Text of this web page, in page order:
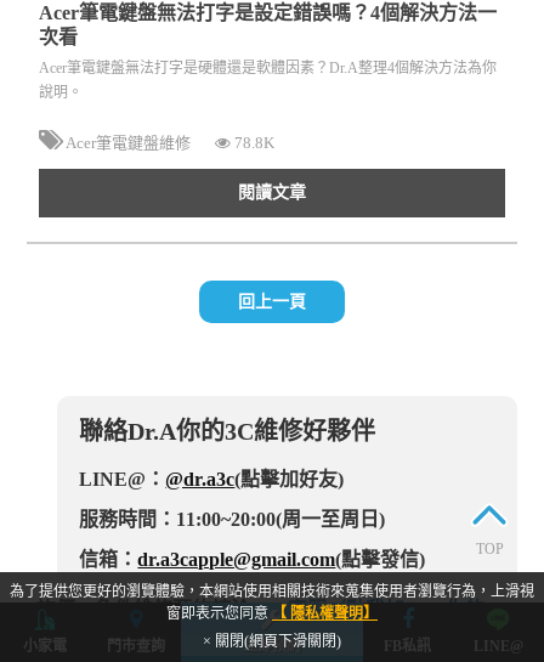
Acer筆電鍵盤無法打字是設定錯誤嗎？4個解決方法一
次看
Acer筆電鍵盤無法打字是硬體還是軟體因素？Dr.A整理4個解決方法為你
說明。
Acer筆電鍵盤維修 78.8K
閱讀文章
回上一頁
聯絡Dr.A你的3C維修好夥伴
LINE@：@dr.a3c(點擊加好友)
服務時間：11:00~20:00(周一至周日)
信箱：dr.a3capple@gmail.com(點擊發信)
詢價、急件維修預約請洽Line客服（點我加Dr.A你的3C
維修好夥伴好友）
小家電 門市查詢 立即預約 FB私訊 LINE@
為了提供您更好的瀏覽體驗，本網站使用相關技術來蒐集使用者瀏覽行為，上滑視
窗即表示您同意 【 隱私權聲明】
× 關閉(網頁下滑關閉)
TOP